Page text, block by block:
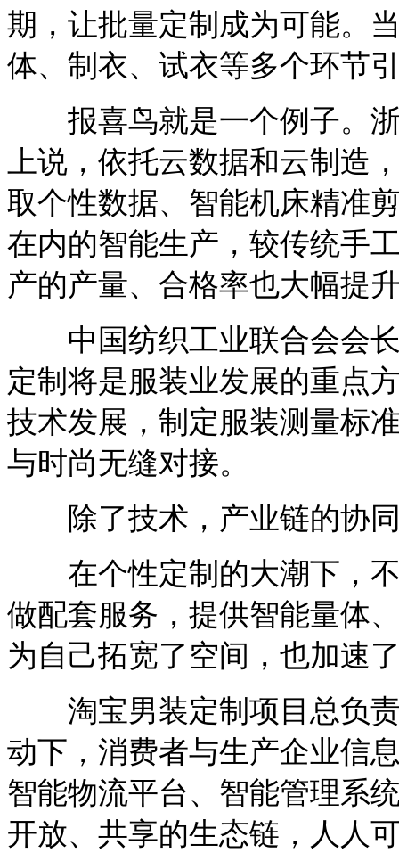
期，让批量定制成为可能。
体、制衣、试衣等多个环节
报喜鸟就是一个例子。浙
上说，依托云数据和云制造
取个性数据、智能机床精准
在内的智能生产，较传统手
产的产量、合格率也大幅提
中国纺织工业联合会会长
定制将是服装业发展的重点
技术发展，制定服装测量标
与时尚无缝对接。
除了技术，产业链的协同
在个性定制的大潮下，不
做配套服务，提供智能量体
为自己拓宽了空间，也加速
淘宝男装定制项目总负责
动下，消费者与生产企业信
智能物流平台、智能管理系
开放、共享的生态链，人人